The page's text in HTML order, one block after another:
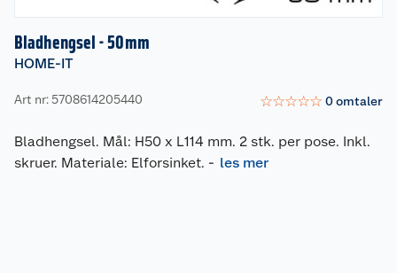
Bladhengsel - 50mm
HOME-IT
Art nr: 5708614205440 ☆☆☆☆☆ 0omtaler
Bladhengsel. Mål: H50 x L114 mm. 2 stk. per pose. Inkl.
skruer. Materiale: Elforsinket. - les mer